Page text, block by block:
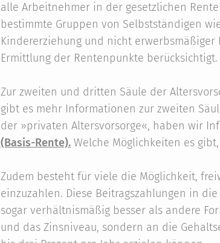
alle Arbeitnehmer in der gesetzlichen
bestimmte Gruppen von Selbstständigen
Kindererziehung und nicht
Ermittlung der Rentenpunkte berücksichtigt.
Zur zweiten und dritten Säule der
gibt es mehr Informationen zur zweiten
der »privaten Altersvorsorge«, haben wir
(Basis-Rente). Welche Möglichkeiten es
Zudem besteht für viele die Möglichkeit,
einzuzahlen. Diese Beitragszahlungen in
sogar verhältnismäßig besser als andere
und das Zinsniveau, sondern an die